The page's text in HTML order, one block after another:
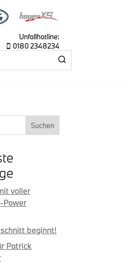
Unfallhotline:
 0180 2348234
Suchen
voller
Power
beginnt!
Patrick